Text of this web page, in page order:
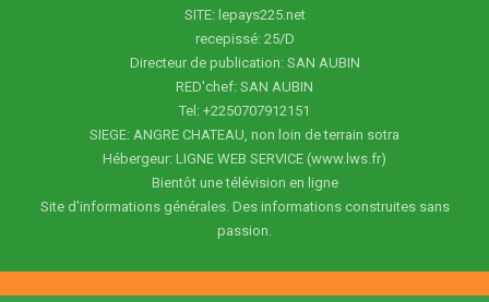
SITE: lepays225.net
recepissé: 25/D
Directeur de publication: SAN AUBIN
RED'chef: SAN AUBIN
Tel: +2250707912151
SIEGE: ANGRE CHATEAU, non loin de terrain sotra
Hébergeur: LIGNE WEB SERVICE (www.lws.fr)
Bientôt une télévision en ligne
Site d'informations générales. Des informations construites sans
passion.